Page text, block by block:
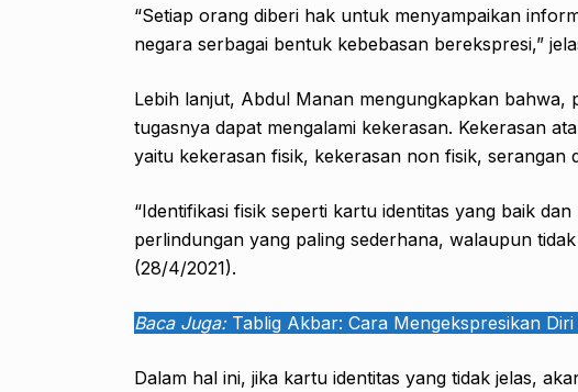
“Setiap orang diberi hak untuk menyampaikan
negara serbagai bentuk kebebasan berekspresi,”
Lebih lanjut, Abdul Manan mengungkapkan bahwa,
tugasnya dapat mengalami kekerasan. Kekerasan
yaitu kekerasan fisik, kekerasan non fisik, serangan
“Identifikasi fisik seperti kartu identitas yang baik
perlindungan yang paling sederhana, walaupun
(28/4/2021).
Baca Juga: Tablig Akbar: Cara Mengekspresikan Diri
Dalam hal ini, jika kartu identitas yang tidak jelas,